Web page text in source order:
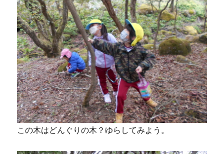
この木はどんぐりの木？ゆらしてみよう。